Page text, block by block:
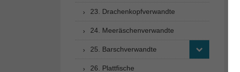
23. Drachenkopfverwandte
24. Meeräschenverwandte
25. Barschverwandte
26. Plattfische